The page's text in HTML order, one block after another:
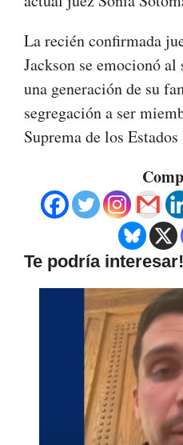
La recién confirmada
Jackson se emocionó
una generación de su
segregación a ser
Suprema de los
Te podría interesar!